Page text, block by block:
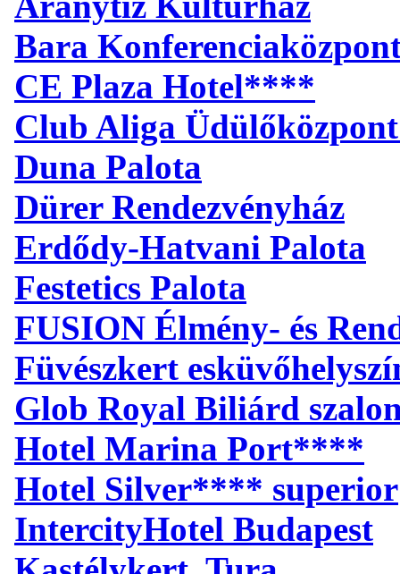
Bara
CE Plaza Hotel****
Club Aliga Üdülőközpont
Duna Palota
Dürer Rendezvényház
Erdődy-Hatvani Palota
Festetics Palota
FUSION Élmény- és
Füvészkert
Glob Royal Biliárd
Hotel Marina Port****
Hotel Silver**** superior
IntercityHotel Budapest